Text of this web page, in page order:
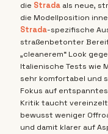
die Strada als neue,
die Modellposition
Strada-spezifische
straßenbetonter
„cleanerem“ Look
Italienische Tests wie
sehr komfortabel und
Fokus auf
Kritik taucht vereinzelt
bewusst weniger
und damit klarer auf